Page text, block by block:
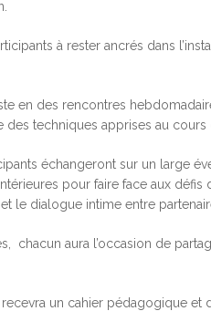
or ESC to close
à rester ancrés dans
en des rencontres
des techniques apprises au
échangeront sur un large
pour faire face aux défis
le dialogue intime entre
chacun aura l’occasion de
un cahier pédagogique